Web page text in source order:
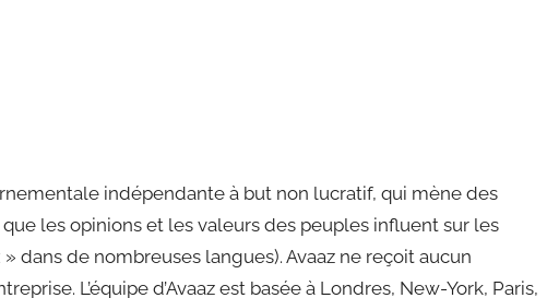
indépendante à but non lucratif, qui mène des
les opinions et les valeurs des peuples influent sur les
dans de nombreuses langues). Avaaz ne reçoit aucun
L’équipe d’Avaaz est basée à Londres, New-York, Paris,